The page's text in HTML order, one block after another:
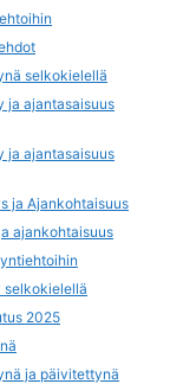
selkokielellä
ja ajantasaisuus
ja ajantasaisuus
ja Ajankohtaisuus
ajankohtaisuus
selkokielellä
2025
ja päivitettynä